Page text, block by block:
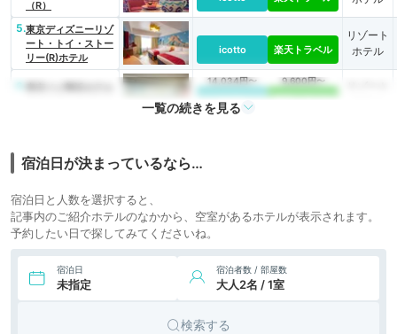
（R）
5.東京ディズニーリゾ
ート・トイ・ストー
リー(R)ホテル
icotto 楽天トラベル
リゾート
ホテル
14,034円〜
icotto
9,600円〜
楽天トラベル
ベイ
8.ヒルトン東京ベイ
9.舞浜ビューホテル
by HULIC
13,467円〜
icotto 楽天トラベル
ホテル
10.シェラトン・グラ
ンデ・トーキョー
18,001円〜 16,700円〜
一覧の続きを見る
宿泊日が決まっているなら…
宿泊日と人数を選択すると、
記事内のご紹介ホテルのなかから、空室があるホテルが表示されます。
予約したい日で探してみてくださいね。
宿泊日
未指定
宿泊者数 / 部屋数
大人2名 / 1室
検索する